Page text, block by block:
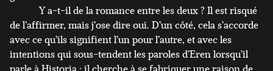
Y a-t-il de la romance entre les deux ? Il est risqué
de l’affirmer, mais j’ose dire oui. D’un côté, cela s’accorde
avec ce qu’ils signifient l’un pour l’autre, et avec les
intentions qui sous-tendent les paroles d’Eren lorsqu’il